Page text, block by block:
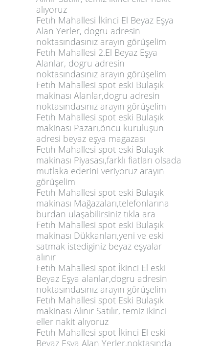
alıyoruz
Fetıh Mahallesi İkinci El Beyaz Eşya
Alan Yerler, dogru adresin
noktasındasınız arayın görüşelim
Fetıh Mahallesi 2.El Beyaz Eşya
Alanlar, dogru adresin
noktasındasınız arayın görüşelim
Fetıh Mahallesi spot eski Bulaşık
makinası Alanlar,dogru adresin
noktasındasınız arayın görüşelim
Fetıh Mahallesi spot eski Bulaşık
makinası Pazarı,öncu kuruluşun
adresi beyaz eşya magazası
Fetıh Mahallesi spot eski Bulaşık
makinası Piyasası,farklı fiatları olsada
mutlaka ederini veriyoruz arayın
görüşelim
Fetıh Mahallesi spot eski Bulaşık
makinası Mağazaları,telefonlarına
burdan ulaşabilirsiniz tıkla ara
Fetıh Mahallesi spot eski Bulaşık
makinası Dükkanları,yeni ve eski
satmak istediginiz beyaz eşyalar
alınır
Fetıh Mahallesi spot İkinci El eski
Beyaz Eşya alanlar,dogru adresin
noktasındasınız arayın görüşelim
Fetıh Mahallesi spot Eski Bulaşık
makinası Alınır Satılır, temiz ikinci
eller nakit alıyoruz
Fetıh Mahallesi spot İkinci El eski
Beyaz Eşya Alan Yerler,noktasında